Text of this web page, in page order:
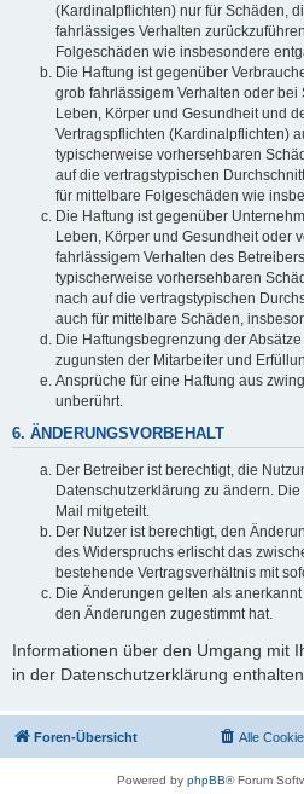
(Kardinalpflichten) nur für Schäden,
fahrlässiges Verhalten
Folgeschäden wie insbesondere
Die Haftung ist gegenüber
grob fahrlässigem Verhalten oder
Leben, Körper und Gesundheit und
Vertragspflichten (Kardinalpflichten)
typischerweise vorhersehbaren
auf die vertragstypischen
für mittelbare Folgeschäden wie
Die Haftung ist gegenüber
Leben, Körper und Gesundheit oder
fahrlässigem Verhalten des
typischerweise vorhersehbaren
nach auf die vertragstypischen
auch für mittelbare Schäden,
Die Haftungsbegrenzung der
zugunsten der Mitarbeiter und
Ansprüche für eine Haftung aus
unberührt.
6. ÄNDERUNGSVORBEHALT
Der Betreiber ist berechtigt, die
Datenschutzerklärung zu ändern.
Mail mitgeteilt.
Der Nutzer ist berechtigt, den
des Widerspruchs erlischt das
bestehende Vertragsverhältnis mit
Die Änderungen gelten als
den Änderungen zugestimmt hat.
Informationen über den Umgang mit
in der Datenschutzerklärung enthalten.
Foren-Übersicht Alle
Powered by phpBB® Forum